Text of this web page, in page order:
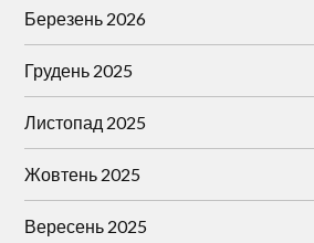
Березень 2026
Грудень 2025
Листопад 2025
Жовтень 2025
Вересень 2025